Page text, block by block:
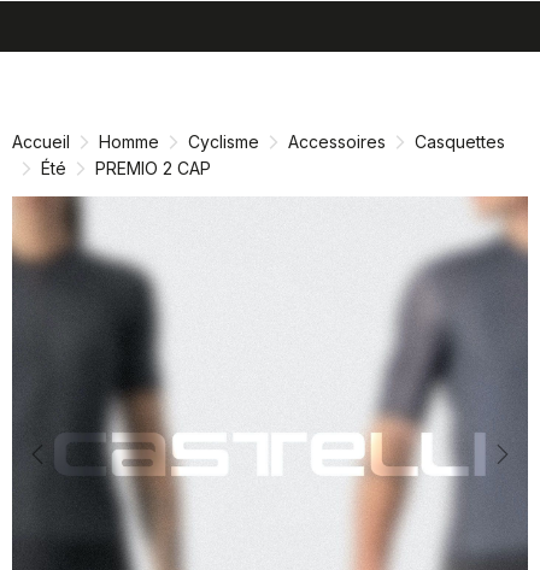
directement
navigation
directement
Accueil Homme Cyclisme Accessoires
Casquettes
Été
PREMIO 2 CAP
Previous